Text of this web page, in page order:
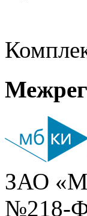
ЗАО
№218-